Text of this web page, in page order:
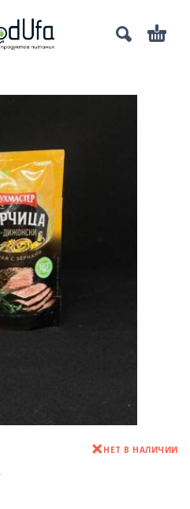
НЕТ В НАЛИЧИИ